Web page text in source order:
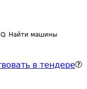
Найти машины
в тендере